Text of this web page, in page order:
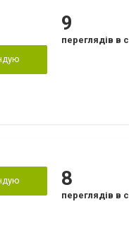
9
переглядів в
8
переглядів в